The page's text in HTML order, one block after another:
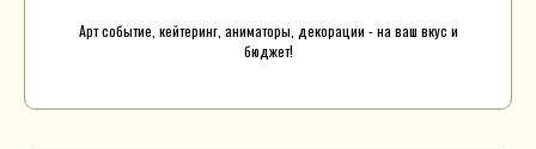
Арт событие, кейтеринг, аниматоры, декорации - на ваш вкус и
бюджет!